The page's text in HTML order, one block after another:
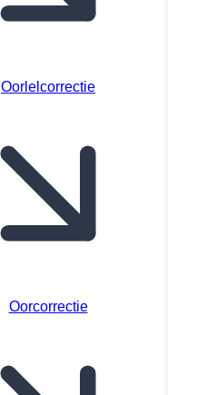
Oorlelcorrectie
Oorcorrectie